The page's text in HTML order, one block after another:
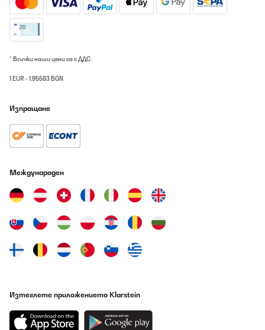
* Всички наши цени са с ДДС.
1 EUR = 1.95583 BGN
Изпращане
Международен
Изтеглете приложението Klarstein